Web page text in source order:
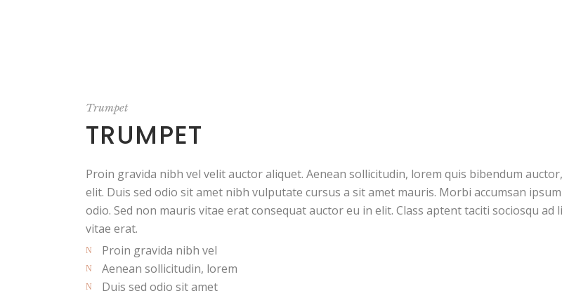
Trumpet
TRUMPET
Proin gravida nibh vel velit auctor aliquet. Aenean sollicitudin, lorem quis bibendum
elit. Duis sed odio sit amet nibh vulputate cursus a sit amet mauris. Morbi accumsan
odio. Sed non mauris vitae erat consequat auctor eu in elit. Class aptent taciti sociosqu
vitae erat.
Proin gravida nibh vel
Aenean sollicitudin, lorem
Duis sed odio sit amet